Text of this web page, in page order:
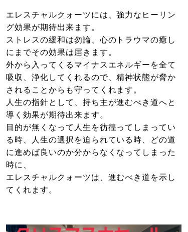
エレスチャルクォーツには、強力なヒーリン
グ効果が期待出来ます。
ストレスの緩和は勿論、心のトラウマの癒し
にまでその効果は届きます。
外から入ってくるマイナスエネルギーを全て
吸収、浄化してくれるので、精神状態が脅か
されることからも守ってくれます。
人生の指針として、持ち主が進むべき道へと
導く効果が期待出来ます。
目的が無くなって人生を彷徨ってしまってい
る時、人生の選択を迫られている時、どの道
に進めば良いのか分からなくなってしまった
時に、
エレスチャルクォーツは、進むべき道を示し
てくれます。